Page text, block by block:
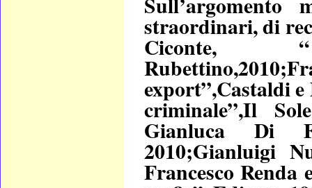
straordinari, di
Ciconte,
export”,Castaldi
criminale”,Il
Gianluca Di
2010;Gianluigi
Francesco